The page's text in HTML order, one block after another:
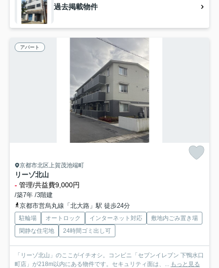
過去掲載物件
アパート
京都市北区上賀茂池端町
リーゾ北山
- 管理/共益費9,000円
/築7年 /3階建
京都市営烏丸線「北大路」駅 徒歩24分
駐輪場 オートロック インターネット対応
敷地内ごみ置き場
閑静な住宅地
24時間ゴミ出し可
「リーゾ北山」のここがイチオシ。コンビニ「セブンイレブン 下鴨水口
町店」が218m以内にある物件です。セキュリティ面は、...
もっと見る